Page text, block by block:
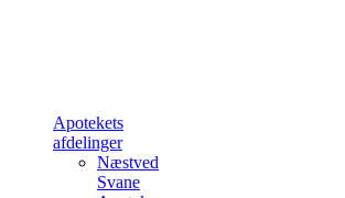
Apotekets
afdelinger
Næstved
Svane